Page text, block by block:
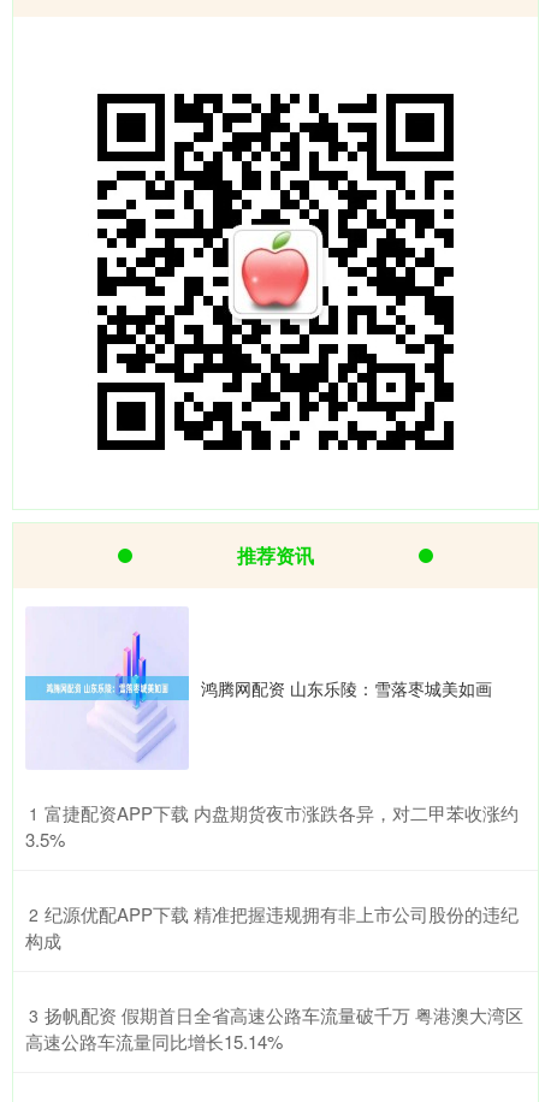
推荐资讯
鸿腾网配资 山东乐陵：雪落枣城美如画
1 ​富捷配资APP下载 内盘期货夜市涨跌各异，对二甲苯收涨约
3.5%
2 ​纪源优配APP下载 精准把握违规拥有非上市公司股份的违纪
构成
3 ​扬帆配资 假期首日全省高速公路车流量破千万 粤港澳大湾区
高速公路车流量同比增长15.14%